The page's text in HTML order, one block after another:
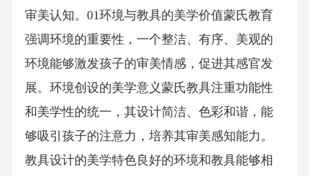
审美认知。01环境与教具的美学价值蒙氏教育
强调环境的重要性，一个整洁、有序、美观的
环境能够激发孩子的审美情感，促进其感官发
展。环境创设的美学意义蒙氏教具注重功能性
和美学性的统一，其设计简洁、色彩和谐，能
够吸引孩子的注意力，培养其审美感知能力。
教具设计的美学特色良好的环境和教具能够相